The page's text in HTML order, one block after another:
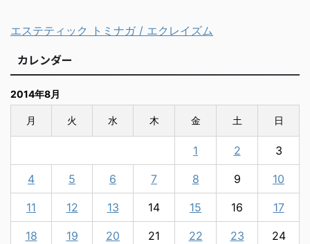
エステティック トミナガ / エクレイズム
カレンダー
2014年8月
月 火 水 木 金 土 日
1 2 3
4 5 6 7 8 9 10
11 12 13 14 15 16 17
18 19 20 21 22 23 24